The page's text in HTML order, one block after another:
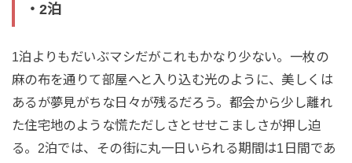
・2泊
1泊よりもだいぶマシだがこれもかなり少ない。一枚の
麻の布を通りて部屋へと入り込む光のように、美しくは
あるが夢見がちな日々が残るだろう。都会から少し離れ
た住宅地のような慌ただしさとせせこましさが押し迫
る。2泊では、その街に丸一日いられる期間は1日間であ